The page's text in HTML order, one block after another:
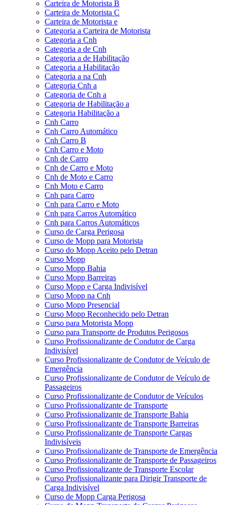
Carteira de Motorista B
Carteira de Motorista C
Carteira de Motorista e
Categoria a Carteira de Motorista
Categoria a Cnh
Categoria a de Cnh
Categoria a de Habilitação
Categoria a Habilitação
Categoria a na Cnh
Categoria Cnh a
Categoria de Cnh a
Categoria de Habilitação a
Categoria Habilitação a
Cnh Carro
Cnh Carro Automático
Cnh Carro B
Cnh Carro e Moto
Cnh de Carro
Cnh de Carro e Moto
Cnh de Moto e Carro
Cnh Moto e Carro
Cnh para Carro
Cnh para Carro e Moto
Cnh para Carros Automático
Cnh para Carros Automáticos
Curso de Carga Perigosa
Curso de Mopp para Motorista
Curso do Mopp Aceito pelo Detran
Curso Mopp
Curso Mopp Bahia
Curso Mopp Barreiras
Curso Mopp e Carga Indivisível
Curso Mopp na Cnh
Curso Mopp Presencial
Curso Mopp Reconhecido pelo Detran
Curso para Motorista Mopp
Curso para Transporte de Produtos Perigosos
Curso Profissionalizante de Condutor de Carga
Indivisível
Curso Profissionalizante de Condutor de Veículo de
Emergência
Curso Profissionalizante de Condutor de Veículo de
Passageiros
Curso Profissionalizante de Condutor de Veículos
Curso Profissionalizante de Transporte
Curso Profissionalizante de Transporte Bahia
Curso Profissionalizante de Transporte Barreiras
Curso Profissionalizante de Transporte Cargas
Indivisíveis
Curso Profissionalizante de Transporte de Emergência
Curso Profissionalizante de Transporte de Passageiros
Curso Profissionalizante de Transporte Escolar
Curso Profissionalizante para Dirigir Transporte de
Carga Indivisível
Curso de Mopp Carga Perigosa